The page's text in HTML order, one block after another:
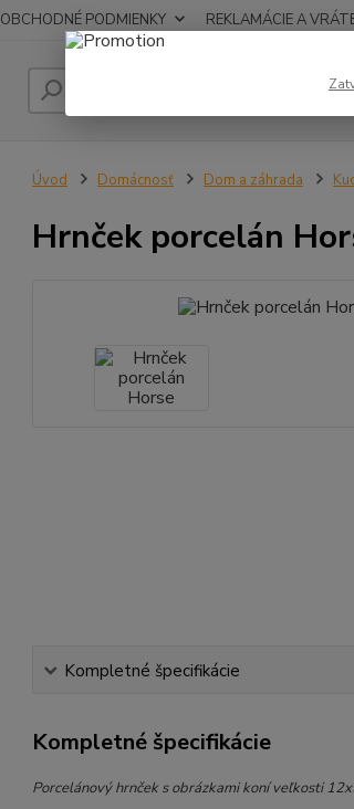
OBCHODNÉ PODMIENKY REKLAMÁCIE A
Úvod Domácnosť Dom a záhrada
Hrnček porcelán
Kompletné špecifikácie
Kompletné špecifikácie
Porcelánový hrnček s obrázkami koní veľkosti